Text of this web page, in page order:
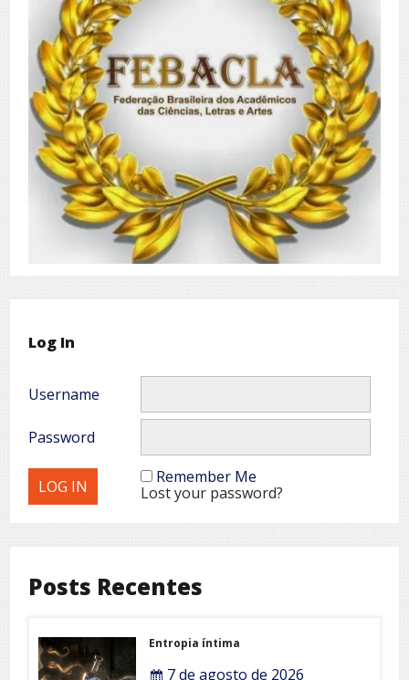
Log In
Username
Password
Remember Me
Lost your password?
Posts Recentes
Entropia íntima
7 de agosto de 2026